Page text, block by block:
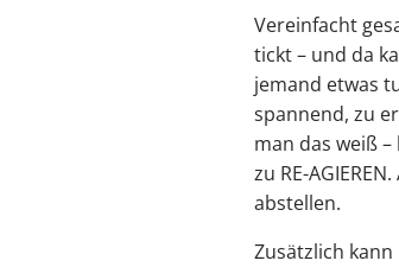
Vereinfacht
tickt – und da
jemand etwas
spannend, zu
man das weiß
zu RE-
abstellen.
Zusätzlich